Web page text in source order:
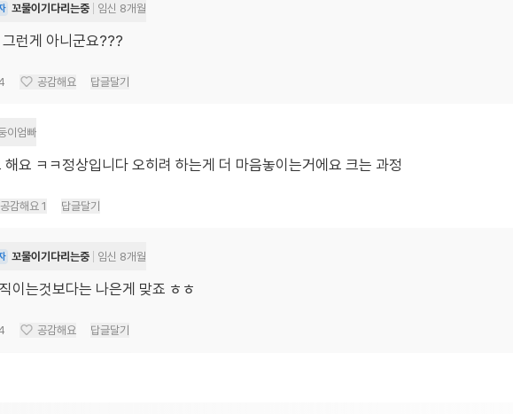
꼬물이기다리는중 임신 8개월
런게 아니군요???
공감해요 답글달기
이엄빠
요 ㅋㅋ정상입니다 오히려 하는게 더 마음놓이는거에요 크는 과정
공감해요 1 답글달기
꼬물이기다리는중 임신 8개월
이는것보다는 나은게 맞죠 ㅎㅎ
공감해요 답글달기